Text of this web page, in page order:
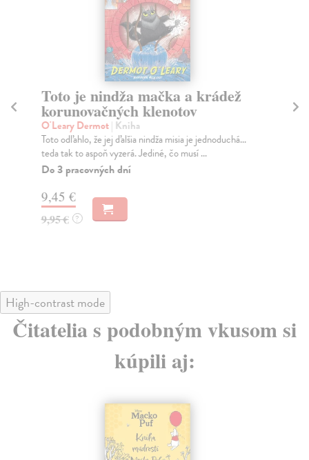
Toto je nindža mačka a krádež
korunovačných klenotov
O'Leary Dermot| Kniha
Toto odľahlo, že jej ďalšia nindža misia je jednoduchá...
teda tak to aspoň vyzerá. Jediné, čo musí ...
Do 3 pracovných dní
9,45 €
9,95 € ?
High-contrast mode
Čitatelia s podobným vkusom si
kúpili aj: